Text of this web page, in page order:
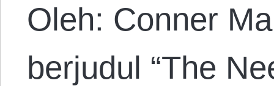
Oleh: Conner
berjudul “The